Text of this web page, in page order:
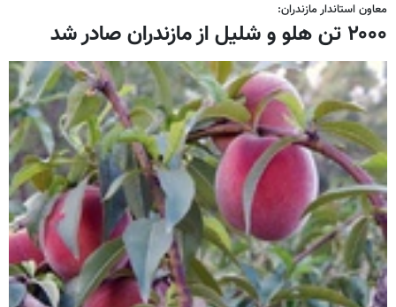
معاون استاندار مازندران:
۲۰۰۰ تن هلو و شلیل از مازندران صادر شد